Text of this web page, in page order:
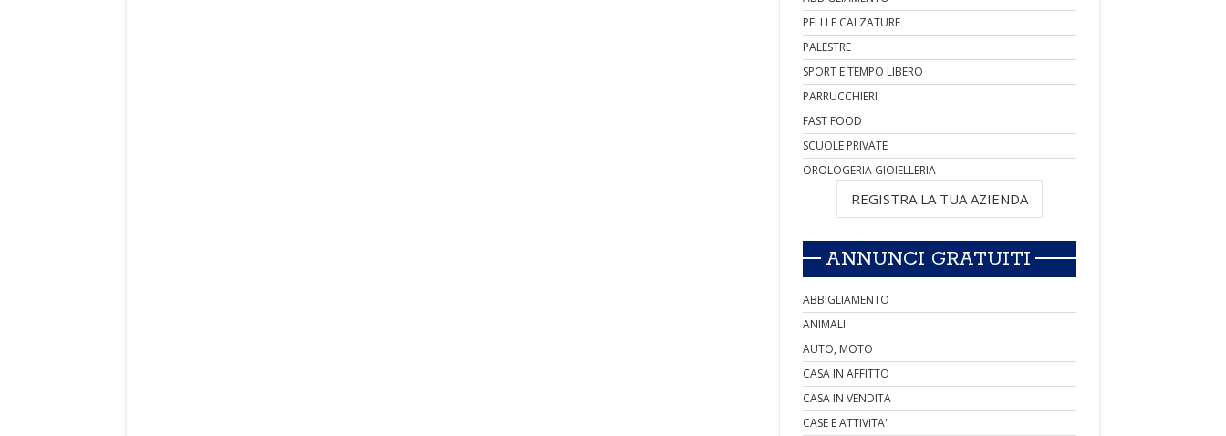
PELLI E CALZATURE
PALESTRE
SPORT E TEMPO LIBERO
PARRUCCHIERI
FAST FOOD
SCUOLE PRIVATE
OROLOGERIA GIOIELLERIA
REGISTRA LA TUA AZIENDA
ANNUNCI GRATUITI
ABBIGLIAMENTO
ANIMALI
AUTO, MOTO
CASA IN AFFITTO
CASA IN VENDITA
CASE E ATTIVITA'